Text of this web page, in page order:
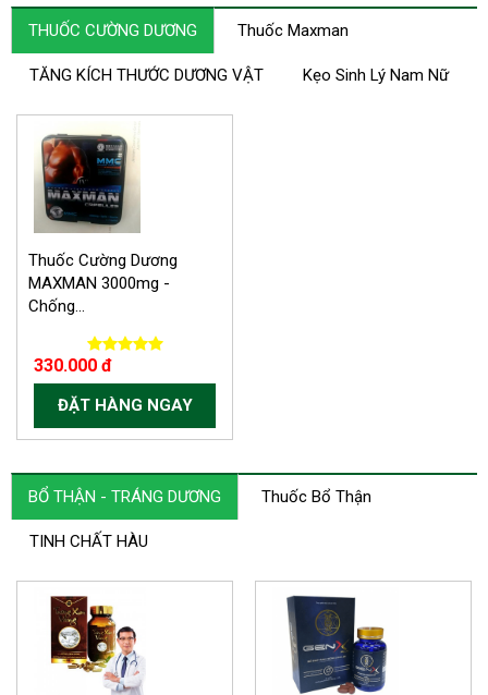
THUỐC CƯỜNG DƯƠNG Thuốc Maxman
TĂNG KÍCH THƯỚC DƯƠNG VẬT Kẹo Sinh Lý Nam Nữ
Thuốc Cường Dương
MAXMAN 3000mg -
Chống...
330.000 đ
ĐẶT HÀNG NGAY
BỔ THẬN - TRÁNG DƯƠNG Thuốc Bổ Thận
TINH CHẤT HÀU